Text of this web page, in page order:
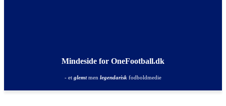
Mindeside for OneFootball.dk
- et glemtmen legendarisk fodboldmedie